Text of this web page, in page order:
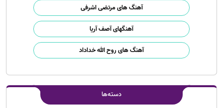
آهنگ های مرتضی اشرفی
آهنگهای آصف آریا
آهنگ های روح الله خداداد
دسته‌ها